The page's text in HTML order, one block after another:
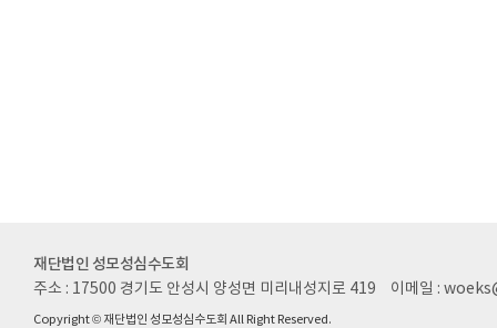
재단법인 성모성심수도회
주소 : 17500 경기도 안성시 양성면 미리내성지로 419 이메일 :
Copyright © 재단법인 성모성심수도회 All Right Reserved.